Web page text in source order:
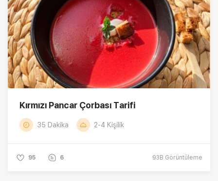
Kırmızı Pancar Çorbası Tarifi
35 Dakika 2-4 Kişilik
95 6 93B Görüntüleme